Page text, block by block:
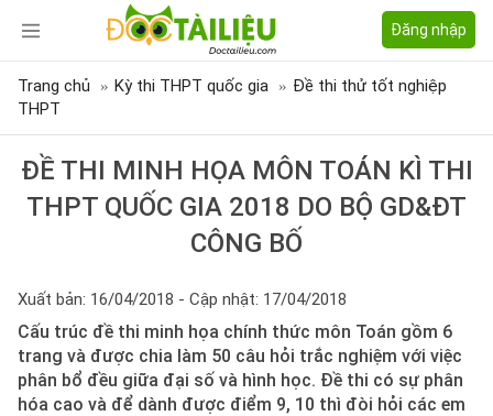
Đăng nhập
Trang chủ Kỳ thi THPT quốc gia
Đề thi thử tốt nghiệp
THPT
ĐỀ THI MINH HỌA MÔN TOÁN KÌ THI
THPT QUỐC GIA 2018 DO BỘ GD&ĐT
CÔNG BỐ
Xuất bản: 16/04/2018 - Cập nhật: 17/04/2018
Cấu trúc đề thi minh họa chính thức môn Toán gồm 6
trang và được chia làm 50 câu hỏi trắc nghiệm với việc
phân bổ đều giữa đại số và hình học. Đề thi có sự phân
hóa cao và để dành được điểm 9, 10 thì đòi hỏi các em